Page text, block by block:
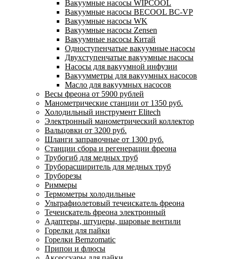
Вакуумные насосы WIPCOOL
Вакуумные насосы BECOOL BC-VP
Вакуумные насосы WK
Вакуумные насосы Zensen
Вакуумные насосы Китай
Одноступенчатые вакуумные насосы
Двухступенчатые вакуумные насосы
Насосы для вакуумной инфузии
Вакуумметры для вакуумных насосов
Масло для вакуумных насосов
Весы фреона от 5900 рублей
Манометрические станции от 1350 руб.
Холодильный инструмент Elitech
Электронный манометрический коллектор
Вальцовки от 3200 руб.
Шланги заправочные от 1300 руб.
Станции сбора и регенерации фреона
Трубогиб для медных труб
Труборасширитель для медных труб
Труборезы
Риммеры
Термометры холодильные
Ультрафиолетовый течеискатель фреона
Течеискатель фреона электронный
Адаптеры, штуцеры, шаровые вентили
Горелки для пайки
Горелки Bernzomatic
Припои и флюсы